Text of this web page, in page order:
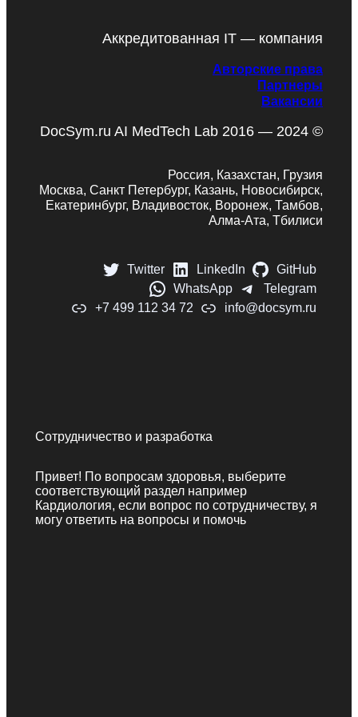
Аккредитованная IT — компания
Авторские права
Партнеры
Вакансии
DocSym.ru AI MedTech Lab 2016 — 2024 ©
Россия, Казахстан, Грузия
Москва, Санкт Петербург, Казань, Новосибирск,
Екатеринбург, Владивосток, Воронеж, Тамбов,
Алма-Ата, Тбилиси
Twitter LinkedIn
GitHub
WhatsApp
Telegram
+7 499 112 34 72
info@docsym.ru
Сотрудничество и разработка
Привет! По вопросам здоровья, выберите
соответствующий раздел например
Кардиология, если вопрос по сотрудничеству, я
могу ответить на вопросы и помочь